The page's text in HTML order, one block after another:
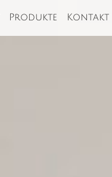
Produkte Kontakt